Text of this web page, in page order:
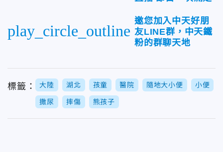
play_circle_outline
邀您加入中天好朋
友LINE群，中天鐵
粉的群聊天地
標籤： 大陸 湖北 孩童 醫院 隨地大小便 小便
撒尿 摔傷 熊孩子